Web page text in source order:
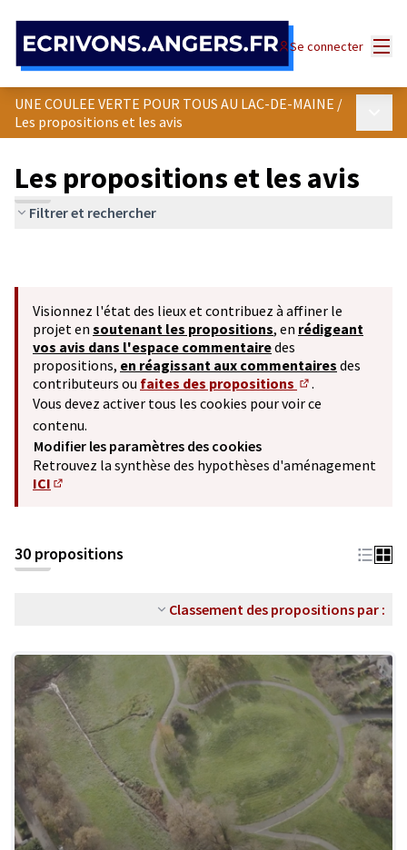
Se connecter
UNE COULEE VERTE POUR TOUS AU LAC-DE-MAINE /
Les propositions et les avis
Les propositions et les avis
Filtrer et rechercher
Visionnez l'état des lieux et contribuez à affiner le
projet en soutenant les propositions, en rédigeant
vos avis dans l'espace commentairedes
propositions, en réagissant aux commentaires des
contributeurs ou faites des propositions
(S'ouvre dans
.
Vous devez activer tous les cookies pour voir ce
contenu.
Modifier les paramètres des cookies
Retrouvez la synthèse des hypothèses d'aménagement
ICI
30 propositions
Classement des propositions par :